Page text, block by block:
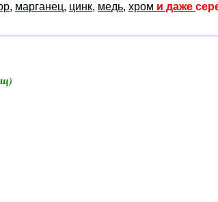
, марганец, цинк, медь, хром и даже